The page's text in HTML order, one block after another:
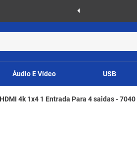
Áudio E Vídeo USB
4k 1x4 1 Entrada Para 4 saidas - 7040